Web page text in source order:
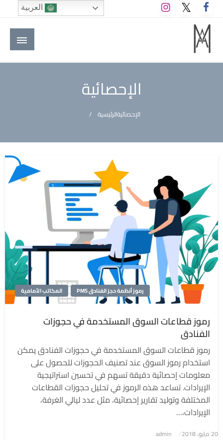
التخطي
إلى
المحتوى
M A hotels | إم ايه هوتيلز
الموقع الأول للعاملين في الفنادق في العالم العربي
الإحصائية
الرئيسيةالإحصائية
المكاتب الأمامية رموز أنظمة حجز الفنادق PMS
رموز قطاعات السوق المستخدمة في حجوزات
الفنادق
رموز قطاعات السوق المستخدمة في حجوزات الفنادق يمكن
استخدام رموز السوق عند تصنيف الحجوزات للحصول على
معلومات إحصائية دقيقة تسهم في تحسين استراتيجية
الإيرادات. تساعد هذه الرموز في تحليل حجوزات القطاعات
المختلفة وتوليد تقارير إحصائية، مثل عدد ليالي الغرفة،
الإيرادات،…
نُشر
20 مايو، 2018 admin
العربية